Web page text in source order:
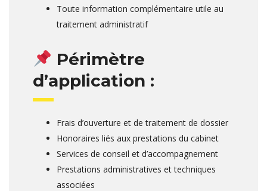
Toute information complémentaire utile au
traitement administratif
Périmètre
d’application :
Frais d’ouverture et de traitement de dossier
Honoraires liés aux prestations du cabinet
Services de conseil et d’accompagnement
Prestations administratives et techniques
associées